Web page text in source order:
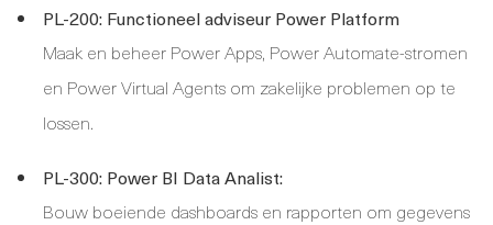
PL-200: Functioneel adviseur Power Platform
Maak en beheer Power Apps, Power Automate-stromen
en Power Virtual Agents om zakelijke problemen op te
lossen.
PL-300: Power BI Data Analist:
Bouw boeiende dashboards en rapporten om gegevens